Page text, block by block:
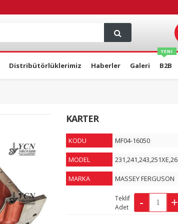
Distribütörlüklerimiz Haberler Galeri B2B
YENI
KARTER
KODU MF04-16050
MODEL 231,241,243,251XE,26
MARKA MASSEY FERGUSON
Teklif
Adet